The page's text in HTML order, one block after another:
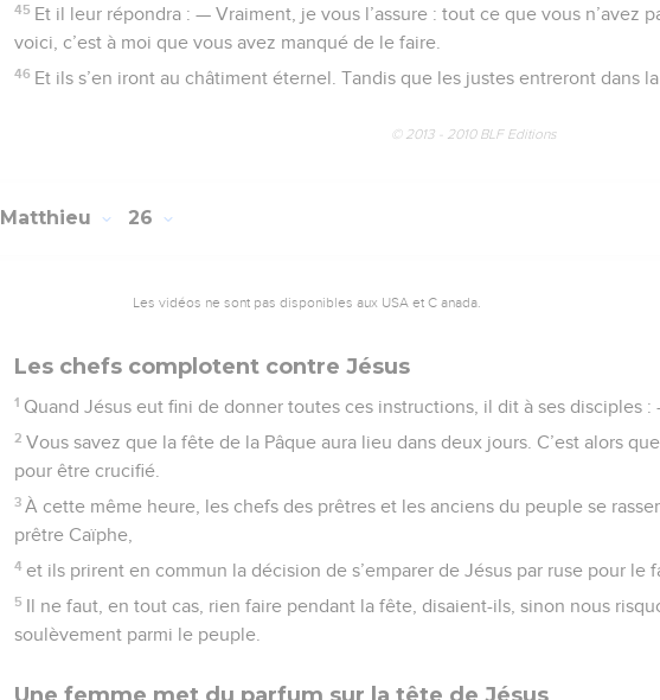
45 Et il leur répondra : — Vraiment, je vous l’assure : tout ce que vous n’avez
voici, c’est à moi que vous avez manqué de le faire.
46 Et ils s’en iront au châtiment éternel. Tandis que les justes entreront dans
© 2013 - 2010 BLF Editions
Matthieu 26
Les vidéos ne sont pas disponibles aux USA et C anada.
Les chefs complotent contre Jésus
1 Quand Jésus eut fini de donner toutes ces instructions, il dit à ses disciples :
2 Vous savez que la fête de la Pâque aura lieu dans deux jours. C’est alors
pour être crucifié.
3 À cette même heure, les chefs des prêtres et les anciens du peuple se
prêtre Caïphe,
4 et ils prirent en commun la décision de s’emparer de Jésus par ruse pour le
5 Il ne faut, en tout cas, rien faire pendant la fête, disaient-ils, sinon nous
soulèvement parmi le peuple.
Une femme met du parfum sur la tête de Jésus